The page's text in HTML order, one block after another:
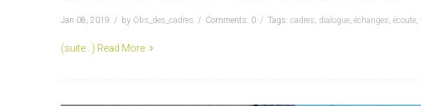
Jan 08, 2019 by Obs_des_cadres Comments: 0 Tags: cadres, dialogue, échanges, écoute,
(suite…) Read More